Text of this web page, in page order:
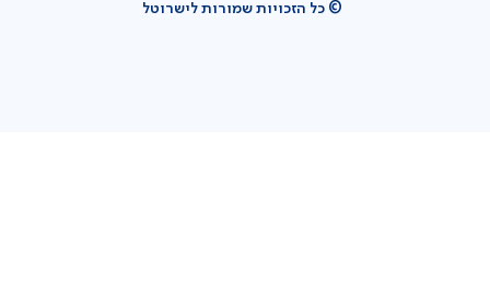
© כל הזכויות שמורות לישרוטל